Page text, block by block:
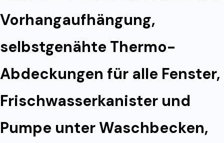
Vorhangaufhängung,
selbstgenähte Thermo-
Abdeckungen für alle Fenster,
Frischwasserkanister und
Pumpe unter Waschbecken,